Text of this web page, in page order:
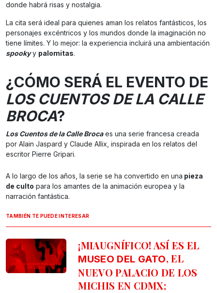
donde habrá risas y nostalgia.
La cita será ideal para quienes aman los relatos fantásticos, los
personajes excéntricos y los mundos donde la imaginación no
tiene límites. Y lo mejor: la experiencia incluirá una ambientación
spookyy palomitas.
¿CÓMO SERÁ EL EVENTO DE
LOS CUENTOS DE LA CALLE
BROCA?
Los Cuentos de la Calle Broca es una serie francesa creada
por Alain Jaspard y Claude Allix, inspirada en los relatos del
escritor Pierre Gripari.
A lo largo de los años, la serie se ha convertido en una pieza
de culto para los amantes de la animación europea y la
narración fantástica.
TAMBIÉN TE PUEDE INTERESAR
¡MIAUGNÍFICO! ASÍ ES EL
MUSEO DEL GATO, EL
NUEVO PALACIO DE LOS
MICHIS EN CDMX;